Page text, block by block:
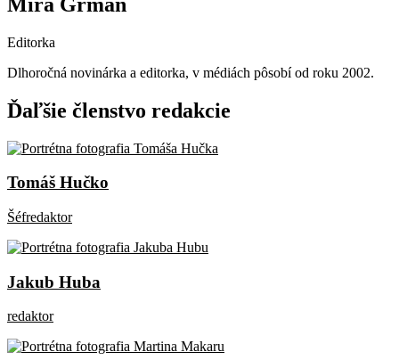
Editorka
Dlhoročná novinárka a editorka, v médiách pôsobí od roku 2002.
Ďaľšie členstvo redakcie
Tomáš Hučko
Šéfredaktor
Jakub Huba
redaktor